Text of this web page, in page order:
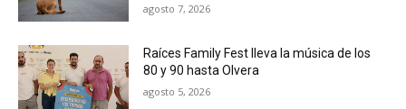
agosto 7, 2026
Raíces Family Fest lleva la música de los
80 y 90 hasta Olvera
agosto 5, 2026